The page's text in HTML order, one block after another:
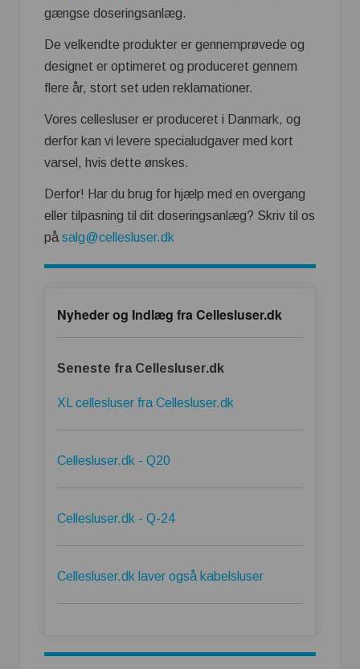
gængse doseringsanlæg.
De velkendte produkter er gennemprøvede og
designet er optimeret og produceret gennem
flere år, stort set uden reklamationer.
Vores cellesluser er produceret i Danmark, og
derfor kan vi levere specialudgaver med kort
varsel, hvis dette ønskes.
Derfor! Har du brug for hjælp med en overgang
eller tilpasning til dit doseringsanlæg? Skriv til os
på salg@cellesluser.dk
Nyheder og Indlæg fra Cellesluser.dk
Seneste fra Cellesluser.dk
XL cellesluser fra Cellesluser.dk
Cellesluser.dk - Q20
Cellesluser.dk - Q-24
Cellesluser.dk laver også kabelsluser